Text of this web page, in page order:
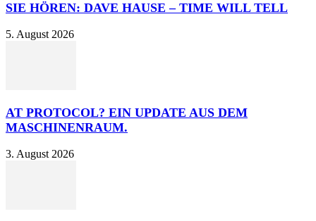
SIE HÖREN: DAVE HAUSE – TIME WILL TELL
5. August 2026
AT PROTOCOL? EIN UPDATE AUS DEM
MASCHINENRAUM.
3. August 2026